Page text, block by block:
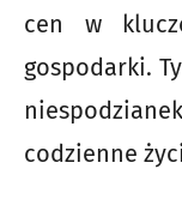
cen w
gospodarki.
codzienne